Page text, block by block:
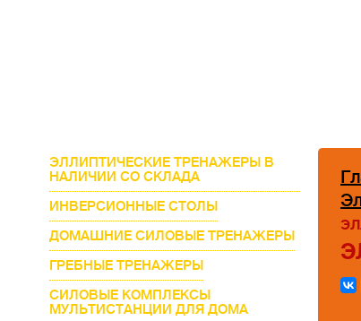
ЭЛЛИПТИЧЕСКИЕ ТРЕНАЖЕРЫ В
НАЛИЧИИ СО СКЛАДА
ИНВЕРСИОННЫЕ СТОЛЫ
ДОМАШНИЕ СИЛОВЫЕ ТРЕНАЖЕРЫ
ГРЕБНЫЕ ТРЕНАЖЕРЫ
СИЛОВЫЕ КОМПЛЕКСЫ
МУЛЬТИСТАНЦИИ ДЛЯ ДОМА